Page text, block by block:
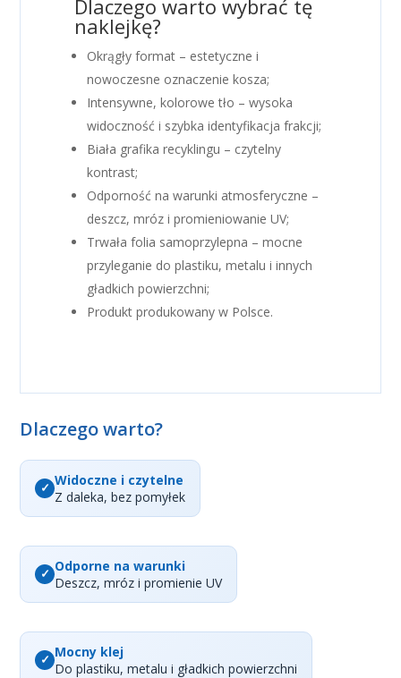
Dlaczego warto wybrać tę
naklejkę?
Okrągły format – estetyczne i
nowoczesne oznaczenie kosza;
Intensywne, kolorowe tło – wysoka
widoczność i szybka identyfikacja frakcji;
Biała grafika recyklingu – czytelny
kontrast;
Odporność na warunki atmosferyczne –
deszcz, mróz i promieniowanie UV;
Trwała folia samoprzylepna – mocne
przyleganie do plastiku, metalu i innych
gładkich powierzchni;
Produkt produkowany w Polsce.
Dlaczego warto?
Widoczne i czytelne
Z daleka, bez pomyłek
Odporne na warunki
Deszcz, mróz i promienie UV
Mocny klej
Do plastiku, metalu i gładkich powierzchni